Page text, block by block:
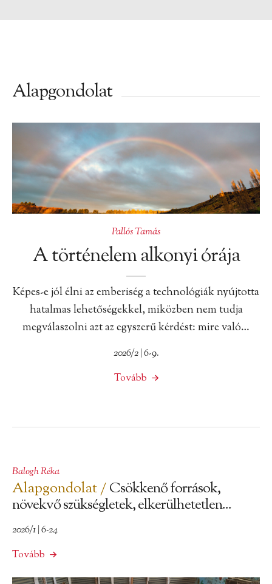
Alapgondolat
Pallós Tamás
A történelem alkonyi órája
Képes-e jól élni az emberiség a technológiák nyújtotta
hatalmas lehetőségekkel, miközben nem tudja
megválaszolni azt az egyszerű kérdést: mire való…
2026/2 | 6-9.
Tovább
Balogh Réka
Alapgondolat /Csökkenő források,
növekvő szükségletek, elkerülhetetlen...
2026/1 | 6-24
Tovább